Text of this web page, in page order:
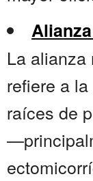
La
refiere a
raíces de